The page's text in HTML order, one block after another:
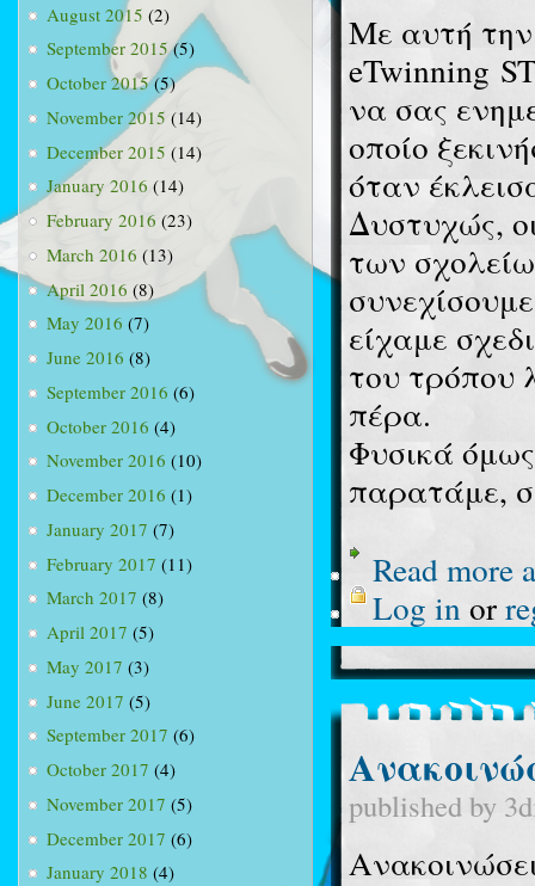
August 2015 (2)
September 2015(5)
October 2015(5)
November 2015 (14)
December 2015 (14)
January 2016 (14)
February 2016 (23)
March 2016 (13)
April 2016 (8)
May 2016 (7)
June 2016 (8)
September 2016 (6)
October 2016 (4)
November 2016 (10)
December 2016 (1)
January 2017 (7)
February 2017 (11)
March 2017 (8)
April 2017 (5)
May 2017 (3)
June 2017 (5)
September 2017 (6)
October 2017 (4)
November 2017 (5)
December 2017 (6)
January 2018 (4)
Με αυτή
eTwinning
να σας
οποίο
όταν
Δυστυχώς,
των
είχαμε
του τρόπου
πέρα.
Φυσικά
παρατάμε,
Read more
Log inor
published by